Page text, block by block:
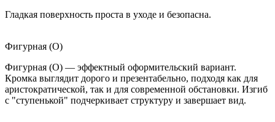
Гладкая поверхность проста в уходе и безопасна.
Фигурная (O)
Фигурная (O) — эффектный оформительский вариант.
Кромка выглядит дорого и презентабельно, подходя как для
аристократической, так и для современной обстановки. Изгиб
с "ступенькой" подчеркивает структуру и завершает вид.